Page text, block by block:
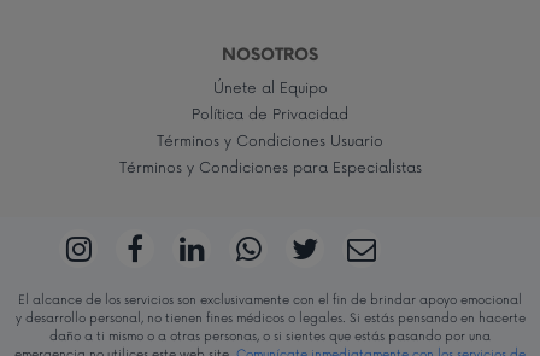
NOSOTROS
Únete al Equipo
Política de Privacidad
Términos y Condiciones Usuario
Términos y Condiciones para Especialistas
El alcance de los servicios son exclusivamente con el fin de brindar apoyo emocional
y desarrollo personal, no tienen fines médicos o legales. Si estás pensando en hacerte
daño a ti mismo o a otras personas, o si sientes que estás pasando por una